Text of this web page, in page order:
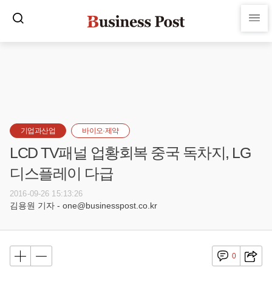
기업과산업 바이오·제약
LCD TV패널 업황회복 중국 독차지, LG
디스플레이 다급
2016-09-26 15:13:26
김용원 기자 - one@businesspost.co.kr
0